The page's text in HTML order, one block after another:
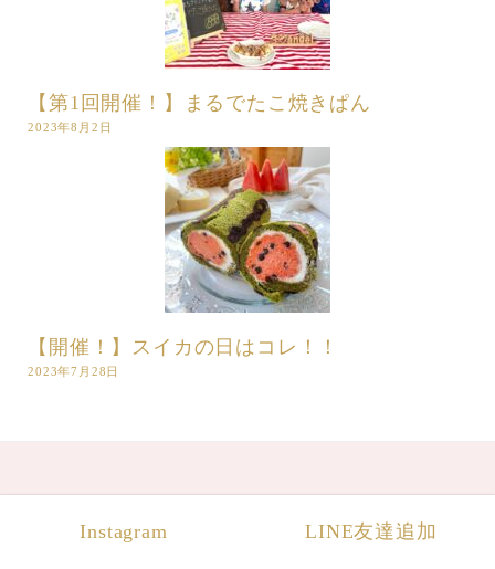
【第1回開催！】まるでたこ焼きぱん
2023年8月2日
【開催！】スイカの日はコレ！！
2023年7月28日
Instagram LINE友達追加